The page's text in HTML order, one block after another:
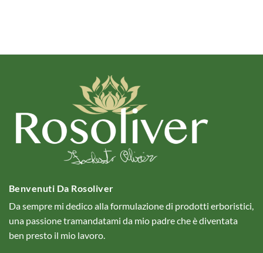
Benvenuti Da Rosoliver
Da sempre mi dedico alla formulazione di prodotti erboristici,
una passione tramandatami da mio padre che è diventata
ben presto il mio lavoro.